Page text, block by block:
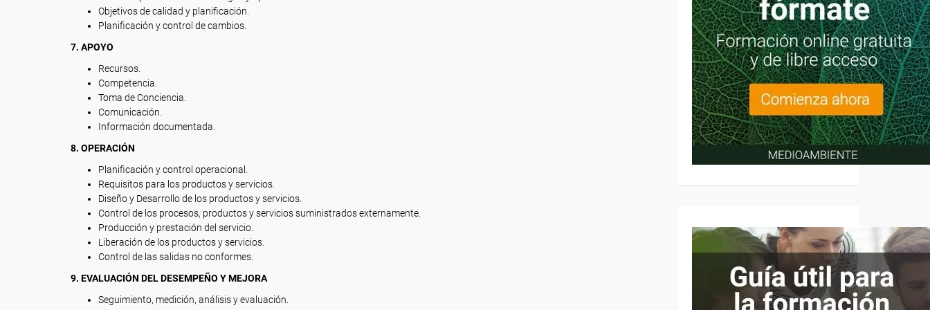
Objetivos de calidad y planificación.
Planificación y control de cambios.
7. APOYO
Recursos.
Competencia.
Toma de Conciencia.
Comunicación.
Información documentada.
8. OPERACIÓN
Planificación y control operacional.
Requisitos para los productos y servicios.
Diseño y Desarrollo de los productos y servicios.
Control de los procesos, productos y servicios suministrados externamente.
Producción y prestación del servicio.
Liberación de los productos y servicios.
Control de las salidas no conformes.
9. EVALUACIÓN DEL DESEMPEÑO Y MEJORA
Seguimiento, medición, análisis y evaluación.